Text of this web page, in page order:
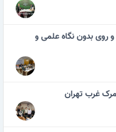
بدون نگاه علمی و
غرب تهران